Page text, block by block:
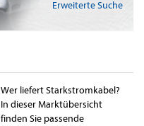
Erweiterte Suche
Wer liefert Starkstromkabel?
In dieser Marktübersicht
finden Sie passende